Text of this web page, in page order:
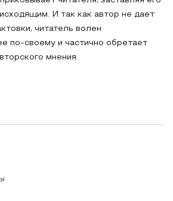
И так как автор не дает
читатель волен
по-своему и частично обретает
мнения.